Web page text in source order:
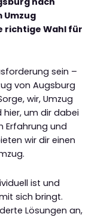
Umzug
richtige Wahl für
sein –
von Augsburg
wir, Umzug
um dir dabei
Erfahrung und
wir dir einen
ist und
sich bringt.
Lösungen an,